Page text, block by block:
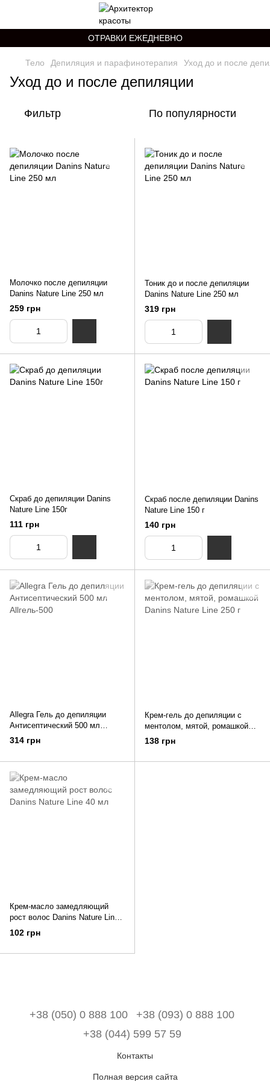
ОТРАВКИ ЕЖЕДНЕВНО
Тело Депиляция и парафинотерапия Уход до и после
Уход до и после депиляции
Фильтр По популярности
Молочко после депиляции
Danins Nature Line 250 мл
259 грн
Тоник до и после депиляции
Danins Nature Line 250 мл
319 грн
Скраб до депиляции Danins
Nature Line 150г
111 грн
Скраб после депиляции Danins
Nature Line 150 г
140 грн
Allegra Гель до депиляции
Антисептический 500 мл
Allгель-500
314 грн
Крем-гель до депиляции с
ментолом, мятой, ромашкой
Danins Nature Line 250 г
138 грн
Крем-масло замедляющий
рост волос Danins Nature Line
40 мл
102 грн
+38 (050) 0 888 100
+38 (093) 0 888 100
+38 (044) 599 57 59
Контакты
Полная версия сайта